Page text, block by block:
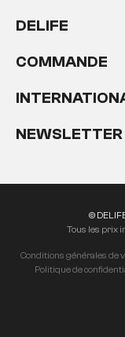
DELIFE
COMMANDE
NEWSLETTER
Conditions générales de
Politique de
©
Tous les prix